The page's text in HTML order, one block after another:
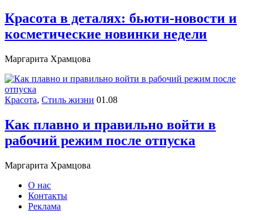
Красота в деталях: бьюти-новости и
косметические новинки недели
Маргарита Храмцова
Красота, Стиль жизни 01.08
Как плавно и правильно войти в
рабочий режим после отпуска
Маргарита Храмцова
О нас
Контакты
Реклама